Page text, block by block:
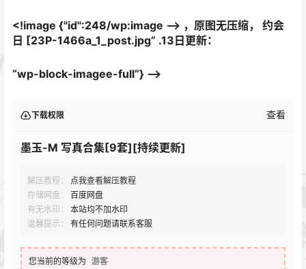
<!image {"id":248/wp:image --> ，原图无压缩， 约会
日 [23P-1466a_1_post.jpg” .13日更新：
“wp-block-imagee-full”} –>
下载权限 查看
墨玉-M 写真合集[9套][持续更新]
解压教程：
点我查看解压教程
存储网盘：
百度网盘
有无水印：
本站均不加水印
温馨提示：
有任何问题请联系客服
您当前的等级为 游客